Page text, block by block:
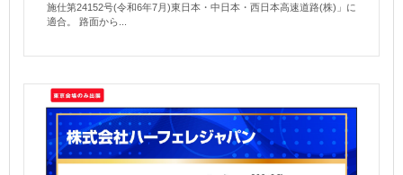
施仕第24152号(令和6年7月)東日本・中日本・西日本高速道路(株)」に
適合。 路面から...